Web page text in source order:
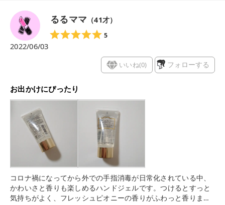
るるママ （41才）
5
2022/06/03
いいね(0) フォローする
お出かけにぴったり
コロナ禍になってから外での手指消毒が日常化されている中、
かわいさと香りも楽しめるハンドジェルです。つけるとすっと
気持ちがよく、フレッシュピオニーの香りがふわっと香りま